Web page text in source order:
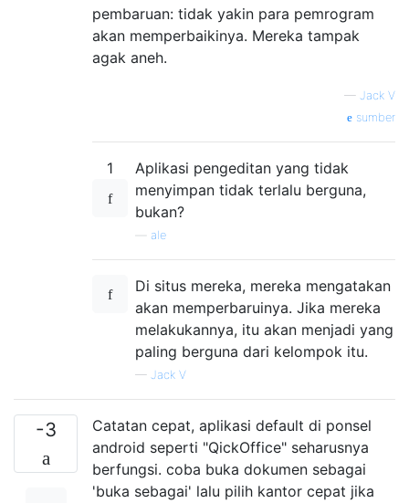
pembaruan: tidak yakin para pemrogram
akan memperbaikinya. Mereka tampak
agak aneh.
— Jack V
sumber
1
Aplikasi pengeditan yang tidak
menyimpan tidak terlalu berguna,
bukan?
ale
Di situs mereka, mereka mengatakan
akan memperbaruinya. Jika mereka
melakukannya, itu akan menjadi yang
paling berguna dari kelompok itu.
— Jack V
-3
Catatan cepat, aplikasi default di ponsel
android seperti "QickOffice" seharusnya
berfungsi. coba buka dokumen sebagai
'buka sebagai' lalu pilih kantor cepat jika